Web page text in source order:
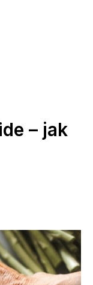
– jak